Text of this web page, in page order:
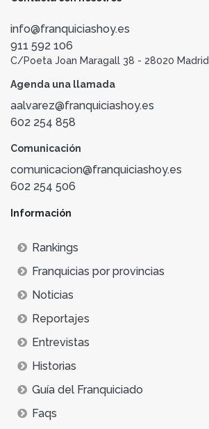
info@franquiciashoy.es
911 592 106
C/Poeta Joan Maragall 38 - 28020 Madrid
Agenda una llamada
aalvarez@franquiciashoy.es
602 254 858
Comunicación
comunicacion@franquiciashoy.es
602 254 506
Información
Rankings
Franquicias por provincias
Noticias
Reportajes
Entrevistas
Historias
Guía del Franquiciado
Faqs